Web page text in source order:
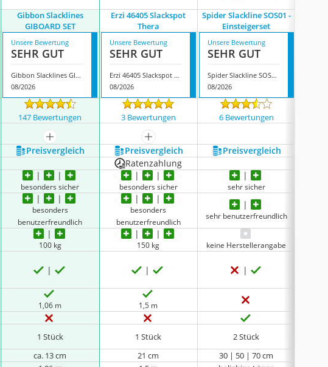
Gibbon Slacklines
GIBOARD SET
Erzi 46405 Slackspot
Thera
Spider Slackline SOS01 -
Einsteigerset
Unsere Bewertung
SEHR GUT
Gibbon Slacklines GIBOARD SET
08/2026
Unsere Bewertung
SEHR GUT
Erzi 46405 Slackspot Thera
08/2026
Unsere Bewertung
SEHR GUT
Spider Slackline SOS01 - Einsteigerset
08/2026
147 Bewertungen 3 Bewertungen 6 Bewertungen
mehr anzeigen
mehr anzeigen
Preis­vergleich Preis­vergleich Preis­vergleich
Ratenzahlung
besonders sicher besonders sicher sehr sicher
besonders
benutzerfreundlich
besonders
benutzerfreundlich
sehr benutzerfreundlich
100 kg 150 kg keine Herstellerangabe
1,06 m 1,5 m
1 Stück 1 Stück
2 Stück
ca. 13 cm 21 cm
30 | 50 | 70 cm